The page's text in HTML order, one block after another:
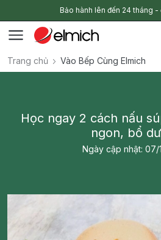
Bảo hành lên đến 24 tháng -
Trang chủ Vào Bếp Cùng Elmich
Học ngay 2 cách nấu
ngon, bổ
Ngày cập nhật: 07/